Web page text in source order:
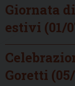
Giornata
estivi (01/
Goretti